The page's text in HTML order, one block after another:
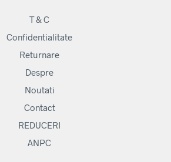
T & C
Confidentialitate
Returnare
Despre
Noutati
Contact
REDUCERI
ANPC